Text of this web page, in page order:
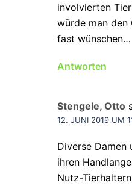
involvierten
würde man den
fast wünschen…
Antworten
Stengele, Otto
12. JUNI 2019 UM
Diverse Damen
ihren
Nutz-